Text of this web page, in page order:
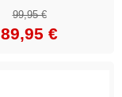
99,95 €
89,95 €